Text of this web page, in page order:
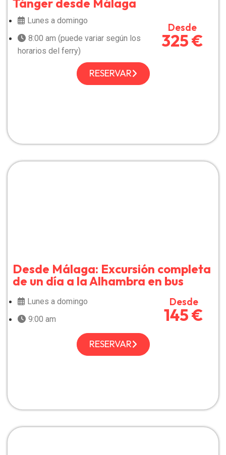
Tánger desde Málaga
Lunes a domingo
8:00 am (puede variar según los
horarios del ferry)
Desde
325 €
RESERVAR
Desde Málaga: Excursión completa
de un día a la Alhambra en bus
Lunes a domingo
9:00 am
Desde
145 €
RESERVAR